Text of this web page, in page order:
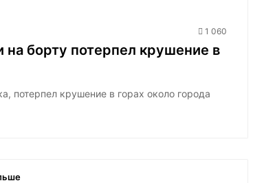
1 060
борту потерпел крушение в
потерпел крушение в горах около города